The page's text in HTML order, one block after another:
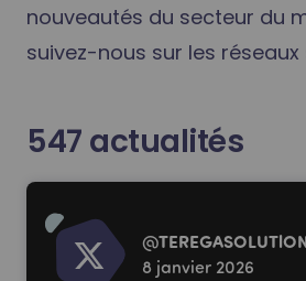
nouveautés du secteur du
suivez-nous sur les réseaux
547 actualités
Read more
@
8 janvier 2026